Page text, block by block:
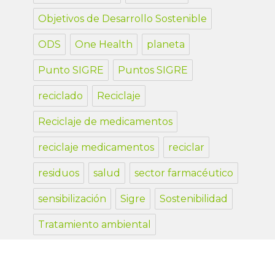
Objetivos de Desarrollo Sostenible
ODS One Health planeta
Punto SIGRE Puntos SIGRE
reciclado Reciclaje
Reciclaje de medicamentos
reciclaje medicamentos reciclar
residuos salud sector farmacéutico
sensibilización Sigre Sostenibilidad
Tratamiento ambiental